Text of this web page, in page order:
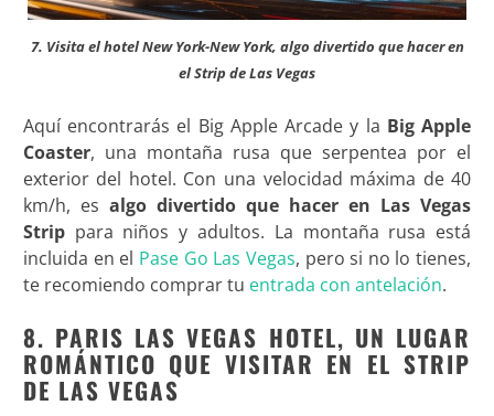
7. Visita el hotel New York-New York, algo divertido que hacer en
el Strip de Las Vegas
Aquí encontrarás el Big Apple Arcade y la Big Apple
Coaster, una montaña rusa que serpentea por el
exterior del hotel. Con una velocidad máxima de 40
km/h, es algo divertido que hacer en Las Vegas
Strippara niños y adultos. La montaña rusa está
incluida en el Pase Go Las Vegas, pero si no lo tienes,
te recomiendo comprar tu entrada con antelación.
8. PARIS LAS VEGAS HOTEL, UN LUGAR
ROMÁNTICO QUE VISITAR EN EL STRIP
DE LAS VEGAS